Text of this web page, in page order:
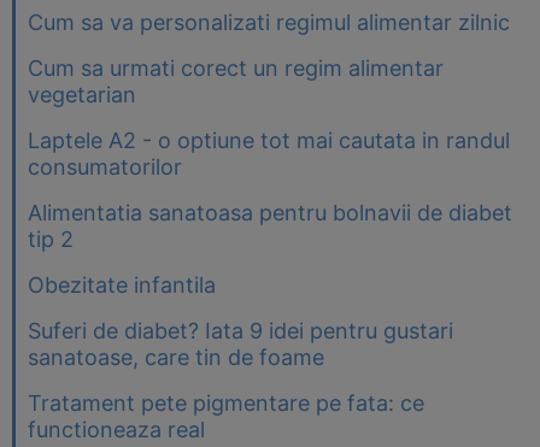
Cum sa va personalizati regimul alimentar zilnic
Cum sa urmati corect un regim alimentar
vegetarian
Laptele A2 - o optiune tot mai cautata in randul
consumatorilor
Alimentatia sanatoasa pentru bolnavii de diabet
tip 2
Obezitate infantila
Suferi de diabet? Iata 9 idei pentru gustari
sanatoase, care tin de foame
Tratament pete pigmentare pe fata: ce
functioneaza real